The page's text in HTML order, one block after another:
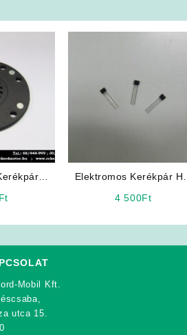
Ft
Elektromos Kerékpár Hal
4 500Ft
Mobil Kft.
utca 15.